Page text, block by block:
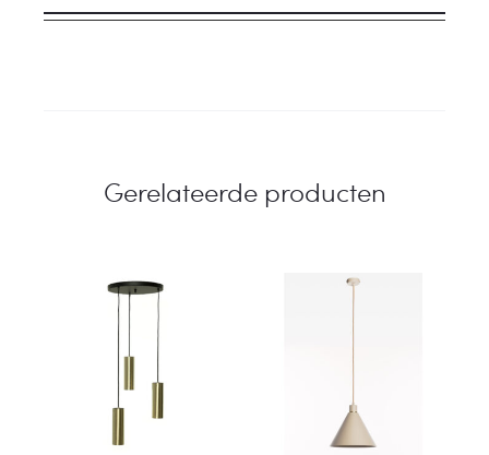
Gerelateerde producten